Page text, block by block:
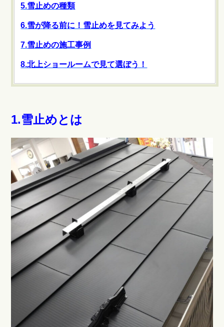
5.雪止めの種類
6.雪が降る前に！雪止めを見てみよう
7.雪止めの施工事例
8.北上ショールームで見て選ぼう！
1.雪止めとは